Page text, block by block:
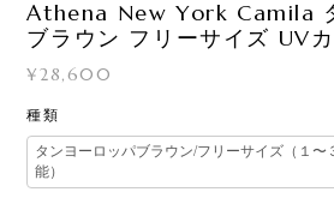
Athena New York Camila
ブラウン フリーサイズ UVカ
¥28,600
種類